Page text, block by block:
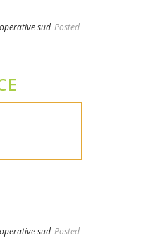
sud Posted
sud Posted